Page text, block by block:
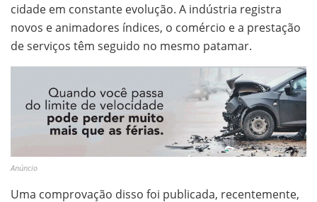
cidade em constante evolução. A indústria registra
novos e animadores índices, o comércio e a prestação
de serviços têm seguido no mesmo patamar.
Anúncio
Uma comprovação disso foi publicada, recentemente,